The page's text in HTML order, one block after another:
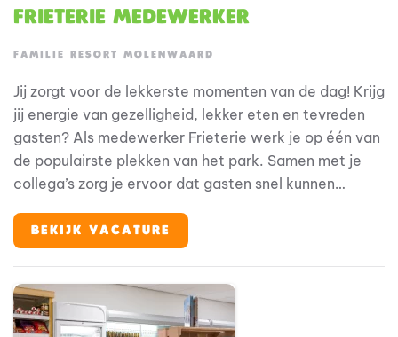
Frieterie medewerker
FAMILIE RESORT MOLENWAARD
Jij zorgt voor de lekkerste momenten van de dag! Krijg
jij energie van gezelligheid, lekker eten en tevreden
gasten? Als medewerker Frieterie werk je op één van
de populairste plekken van het park. Samen met je
collega’s zorg je ervoor dat gasten snel kunnen
ijsjes. Bij Familie Resort Molenwaard draait alles om
beleving voor gezinnen met jonge kinderen. En jij? Jij
glimlach en een gezellige sfeer.
BEKIJK VACATURE